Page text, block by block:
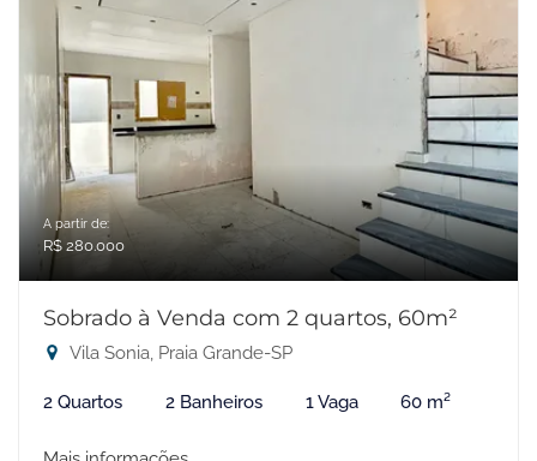
A partir de:
R$ 280.000
Sobrado à Venda com 2 quartos, 60m²
Vila Sonia, Praia Grande-SP
2 Quartos 2 Banheiros 1 Vaga 60 m²